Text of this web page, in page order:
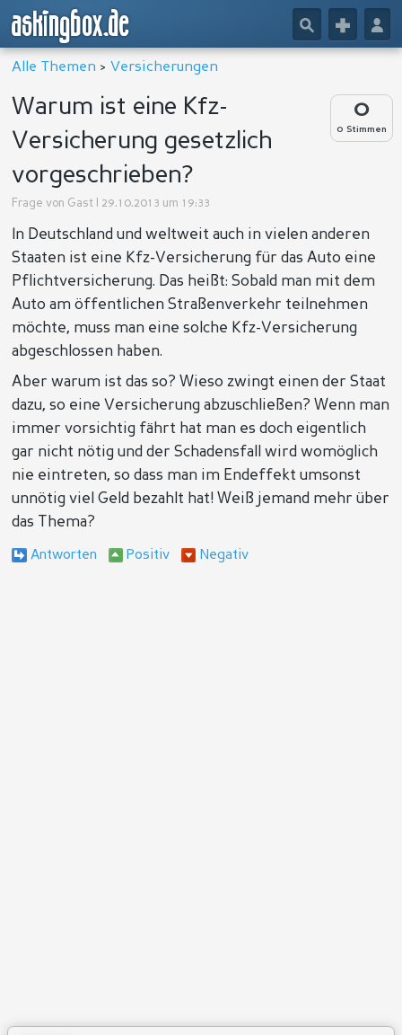
askingbox.de 👤
+
🔎
Alle Themen > Versicherungen
0
0 Stimmen
Warum ist eine Kfz-
Versicherung gesetzlich
vorgeschrieben?
Frage von Gast | 29.10.2013 um 19:33
In Deutschland und weltweit auch in vielen anderen
Staaten ist eine Kfz-Versicherung für das Auto eine
Pflichtversicherung. Das heißt: Sobald man mit dem
Auto am öffentlichen Straßenverkehr teilnehmen
möchte, muss man eine solche Kfz-Versicherung
abgeschlossen haben.
Aber warum ist das so? Wieso zwingt einen der Staat
dazu, so eine Versicherung abzuschließen? Wenn man
immer vorsichtig fährt hat man es doch eigentlich
gar nicht nötig und der Schadensfall wird womöglich
nie eintreten, so dass man im Endeffekt umsonst
unnötig viel Geld bezahlt hat! Weiß jemand mehr über
das Thema?